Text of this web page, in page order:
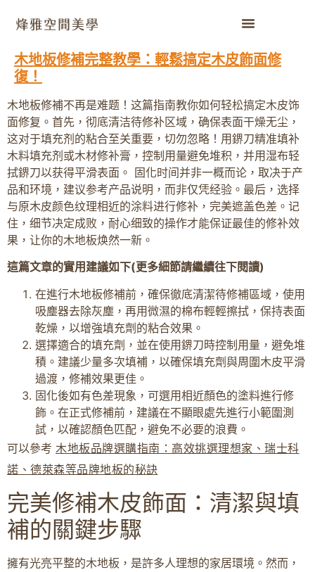
木地板修補完整教學：輕鬆搞定木皮飾面修
復！
木地板修補不再是难题！这篇指南教你如何轻松搞定木皮饰
面修复。首先，彻底清洁待修补区域，确保表面干燥无尘，
这对于填充剂的粘合至关重要，切勿忽略！用鎅刀精准填补
木料填充剂或木材修补膏，控制用量避免堆积，并用湿布轻
拭鎅刀以获得平滑表面。 固化时间并非一概而论，取决于产
品和环境，建议参考产品说明，而非仅凭经验。最后，选择
与原木皮颜色纹理相近的涂料进行修补，完美遮盖色差。记
住，细节决定成败，耐心细致的操作才能保证最佳的修补效
果，让你的木地板焕然一新。
這篇文章的實用建議如下(更多細節請繼續往下閱讀)
在進行木地板修補前，確保徹底清潔待修補區域，使用
吸塵器去除灰塵，再用微濕的棉布輕輕擦拭，保持表面
乾燥，以增強填充劑的粘合效果。
選擇適合的填充劑，並在使用鎅刀時控制用量，避免堆
積。建議少量多次填補，以確保填充劑與周圍木皮平滑
過渡，修補效果更佳。
固化後如有色差現象，可選用相近顏色的塗料進行修
飾。在正式修補前，建議在不顯眼處先進行小範圍測
試，以確認顏色匹配，避免不必要的浪費。
可以參考 木地板品牌選購指南：高效挑選理想家、瑞士科
諾、德萊森等品牌地板的秘訣
完美修補木皮飾面：清潔與填
補的關鍵步驟
擁有光亮平整的木地板，是許多人理想的家居環境。然而，